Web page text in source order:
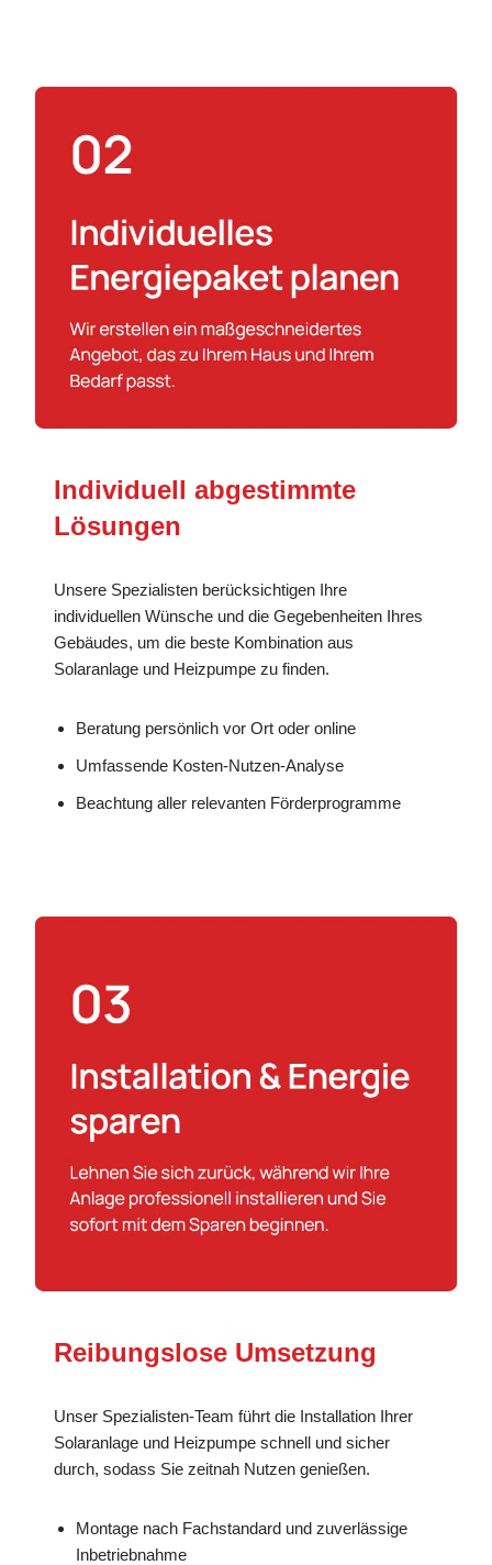
Individuell abgestimmte
Lösungen
Unsere Spezialisten berücksichtigen Ihre
individuellen Wünsche und die Gegebenheiten Ihres
Gebäudes, um die beste Kombination aus
Solaranlage und Heizpumpe zu finden.
Beratung persönlich vor Ort oder online
Umfassende Kosten-Nutzen-Analyse
Beachtung aller relevanten Förderprogramme
Reibungslose Umsetzung
Unser Spezialisten-Team führt die Installation Ihrer
Solaranlage und Heizpumpe schnell und sicher
durch, sodass Sie zeitnah Nutzen genießen.
Montage nach Fachstandard und zuverlässige
Inbetriebnahme